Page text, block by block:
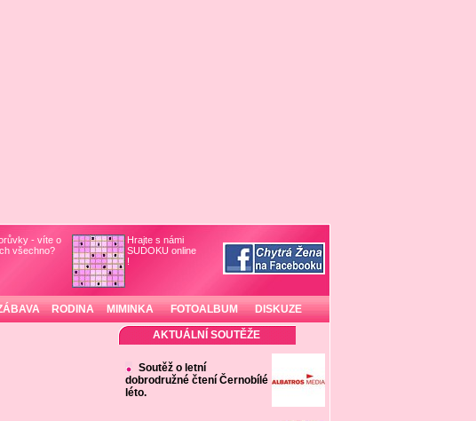
- víte o
všechno?
Hrajte s námi
SUDOKU online
!
RODINA MIMINKA FOTOALBUM DISKUZE
AKTUÁLNÍ SOUTĚŽE
Soutěž o letní
dobrodružné čtení Černobílé
léto.